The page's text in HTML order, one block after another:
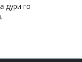
дури го